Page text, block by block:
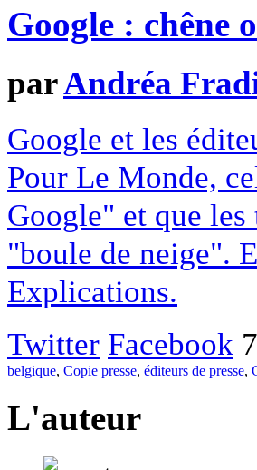
Google : chêne
parAndréa
Google et les
Pour Le Monde,
Google" et que
"boule de neige".
Explications.
Twitter Facebook
belgique, Copie presse, éditeurs de presse,
L'auteur